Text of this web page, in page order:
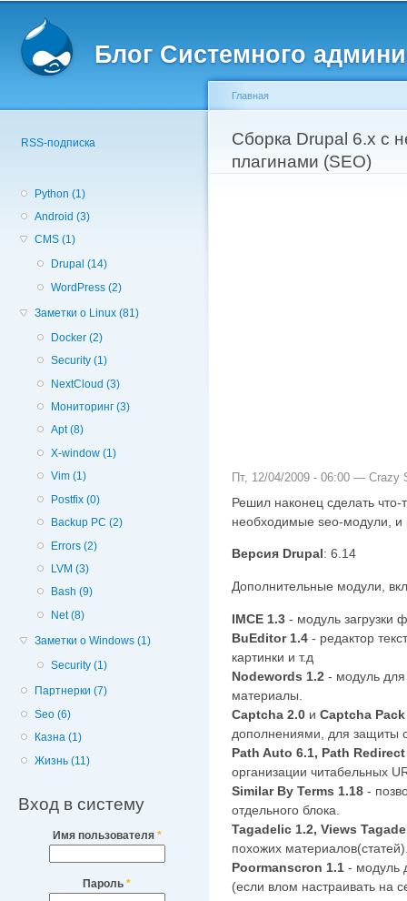
Блог Системного
RSS-подписка
Python (1)
Android (3)
CMS (1)
Drupal (14)
WordPress (2)
Заметки о Linux (81)
Docker (2)
Security (1)
NextCloud (3)
Мониторинг (3)
Apt (8)
X-window (1)
Vim (1)
Postfix (0)
Backup PC (2)
Errors (2)
LVM (3)
Bash (9)
Net (8)
Заметки о Windows (1)
Security (1)
Партнерки (7)
Seo (6)
Казна (1)
Жизнь (11)
Вход в систему
Имя пользователя *
Пароль *
Вы здесь
Главная
Сборка Drupal 6.x с
плагинами (SEO)
Пт, 12/04/2009 - 06:00 — Crazy
Решил наконец сделать что-
необходимые seo-модули, и
Версия Drupal: 6.14
Дополнительные модули,
IMCE 1.3 - модуль загрузки
BuEditor 1.4 - редактор
картинки и т.д
Nodewords 1.2 - модуль для
материалы.
Captcha 2.0 и Captcha
дополнениями, для защиты
Path Auto 6.1, Path
организации читабельных
Similar By Terms 1.18 -
отдельного блока.
Tagadelic 1.2, Views
похожих
Poormanscron 1.1 - модуль
(если влом настраивать на